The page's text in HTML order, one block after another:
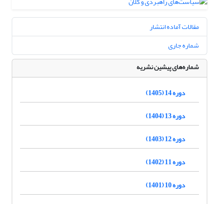
مقالات آماده انتشار
شماره جاری
شماره‌های پیشین نشریه
دوره 14 (1405)
دوره 13 (1404)
دوره 12 (1403)
دوره 11 (1402)
دوره 10 (1401)